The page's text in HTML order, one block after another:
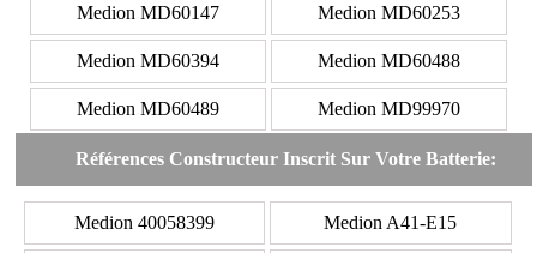
Medion MD60147 Medion MD60253
Medion MD60394 Medion MD60488
Medion MD60489 Medion MD99970
Références Constructeur Inscrit Sur Votre Batterie:
Medion 40058399 Medion A41-E15